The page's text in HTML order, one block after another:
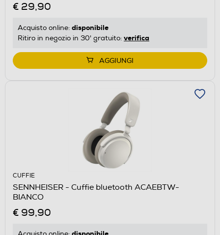
€ 29,90
Acquisto online: disponibile
Ritiro in negozio in 30' gratuito: verifica
AGGIUNGI
CUFFIE
SENNHEISER - Cuffie bluetooth ACAEBTW-
BIANCO
€ 99,90